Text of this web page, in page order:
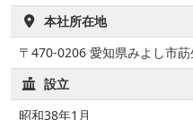
本社所在地
〒470-0206 愛知県みよし市
設立
昭和38年1月